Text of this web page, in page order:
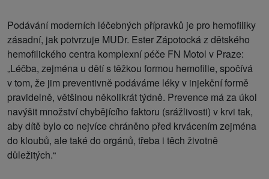
Podávání moderních léčebných přípravků je pro hemofiliky
zásadní, jak potvrzuje MUDr. Ester Zápotocká z dětského
hemofilického centra komplexní péče FN Motol v Praze:
„Léčba, zejména u dětí s těžkou formou hemofilie, spočívá
v tom, že jim preventivně podáváme léky v injekční formě
pravidelně, většinou několikrát týdně. Prevence má za úkol
navýšit množství chybějícího faktoru (srážlivosti) v krvi tak,
aby dítě bylo co nejvíce chráněno před krvácením zejména
do kloubů, ale také do orgánů, třeba i těch životně
důležitých.“